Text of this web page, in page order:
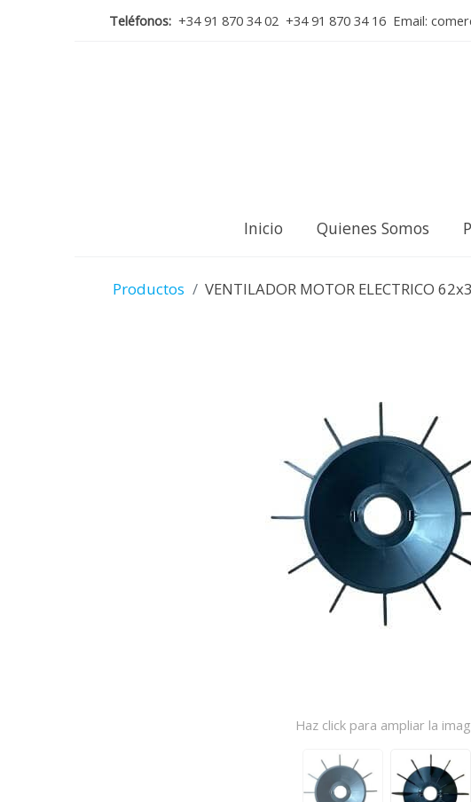
Teléfonos: +34 91 870 34 02 +34 91 870 34 16 Email:
Inicio Quienes Somos
Productos VENTILADOR MOTOR ELECTRICO
Haz click para ampliar la